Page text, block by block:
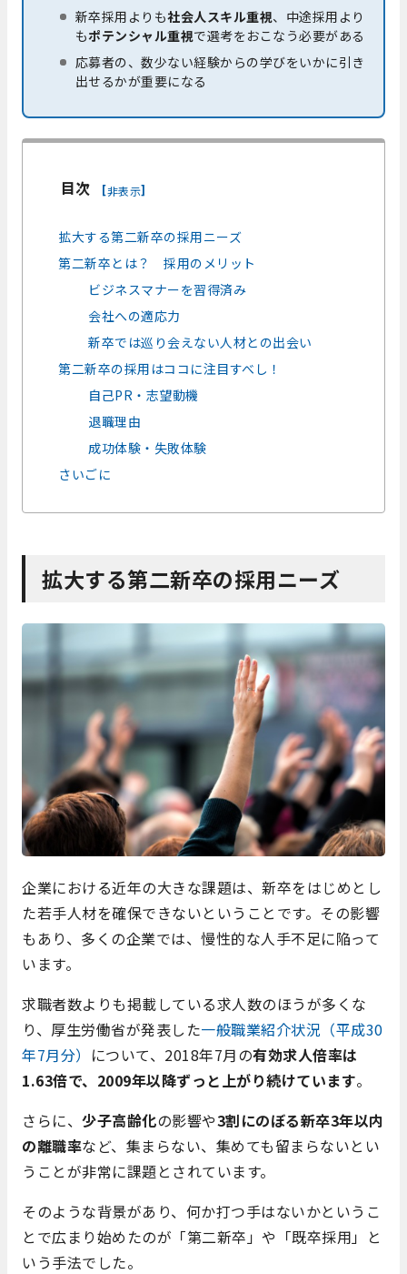
新卒採用よりも社会人スキル重視、中途採用より
もポテンシャル重視で選考をおこなう必要がある
応募者の、数少ない経験からの学びをいかに引き
出せるかが重要になる
目次 [非表示]
拡大する第二新卒の採用ニーズ
第二新卒とは？ 採用のメリット
ビジネスマナーを習得済み
会社への適応力
新卒では巡り会えない人材との出会い
第二新卒の採用はココに注目すべし！
自己PR・志望動機
退職理由
成功体験・失敗体験
さいごに
拡大する第二新卒の採用ニーズ
企業における近年の大きな課題は、新卒をはじめとし
た若手人材を確保できないということです。その影響
もあり、多くの企業では、慢性的な人手不足に陥って
います。
求職者数よりも掲載している求人数のほうが多くな
り、厚生労働省が発表した一般職業紹介状況（平成30
年7月分） について、2018年7月の有効求人倍率は
1.63倍で、2009年以降ずっと上がり続けています。
さらに、 少子高齢化の影響や3割にのぼる新卒3年以内
の離職率など、集まらない、集めても留まらないとい
うことが非常に課題とされています。
そのような背景があり、何か打つ手はないかというこ
とで広まり始めたのが「第二新卒」や「既卒採用」と
いう手法でした。